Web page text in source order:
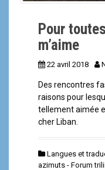
Pour
m’aime
22 avril 2018
Des rencontres
raisons pour
tellement aimée
cher Liban.
Langues et
azimuts - Forum